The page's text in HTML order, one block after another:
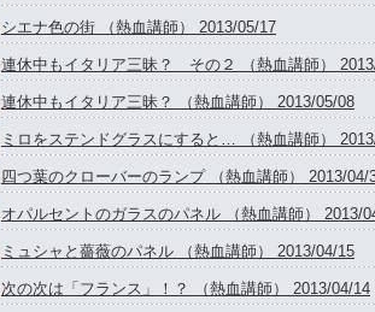
シエナ色の街 （熱血講師） 2013/05/17
連休中もイタリア三昧？ その２ （熱血講師）
連休中もイタリア三昧？ （熱血講師） 2013/05/08
ミロをステンドグラスにすると… （熱血講師）
四つ葉のクローバーのランプ （熱血講師） 2013/04/
オパルセントのガラスのパネル （熱血講師） 2013/
ミュシャと薔薇のパネル （熱血講師） 2013/04/15
次の次は「フランス」！？ （熱血講師） 2013/04/14